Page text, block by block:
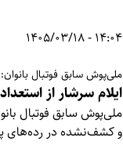
14:04 - 1405/03/18
ملی‌پوش سابق فوتبال بانوان:
ایلام سرشار از
ملی‌پوش سابق فوتبال
و کشف‌نشده در رده‌های